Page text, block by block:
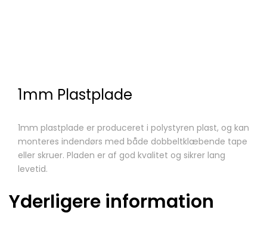
1mm Plastplade
1mm plastplade er produceret i polystyren plast, og kan
monteres indendørs med både dobbeltklæbende tape
eller skruer. Pladen er af god kvalitet og sikrer lang
levetid.
Yderligere information